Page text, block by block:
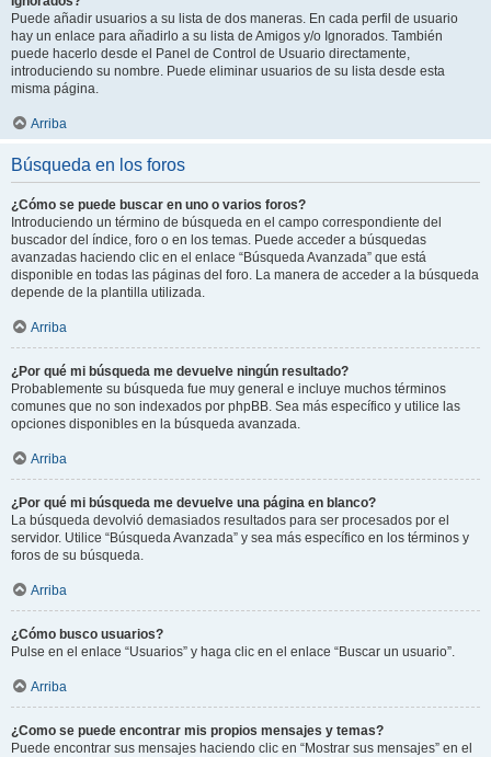
Puede añadir usuarios a su lista de dos maneras. En cada perfil de usuario
hay un enlace para añadirlo a su lista de Amigos y/o Ignorados. También
puede hacerlo desde el Panel de Control de Usuario directamente,
introduciendo su nombre. Puede eliminar usuarios de su lista desde esta
misma página.
Arriba
Búsqueda en los foros
¿Cómo se puede buscar en uno o varios foros?
Introduciendo un término de búsqueda en el campo correspondiente del
buscador del índice, foro o en los temas. Puede acceder a búsquedas
avanzadas haciendo clic en el enlace “Búsqueda Avanzada” que está
disponible en todas las páginas del foro. La manera de acceder a la búsqueda
depende de la plantilla utilizada.
Arriba
¿Por qué mi búsqueda me devuelve ningún resultado?
Probablemente su búsqueda fue muy general e incluye muchos términos
comunes que no son indexados por phpBB. Sea más específico y utilice las
opciones disponibles en la búsqueda avanzada.
Arriba
¿Por qué mi búsqueda me devuelve una página en blanco?
La búsqueda devolvió demasiados resultados para ser procesados por el
servidor. Utilice “Búsqueda Avanzada” y sea más específico en los términos y
foros de su búsqueda.
Arriba
¿Cómo busco usuarios?
Pulse en el enlace “Usuarios” y haga clic en el enlace “Buscar un usuario”.
Arriba
¿Como se puede encontrar mis propios mensajes y temas?
Puede encontrar sus mensajes haciendo clic en “Mostrar sus mensajes” en el